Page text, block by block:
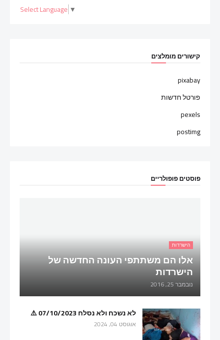
Select Language ▼
קישורים מומלצים
pixabay
פורטל חדשות
pexels
postimg
פוסטים פופולריים
הישרדות
אלו הם משתתפי העונה החדשה של
הישרדות
נובמבר 25, 2016
לא נשכח ולא נסלח 07/10/2023 ⚠️
אוגוסט 04, 2024